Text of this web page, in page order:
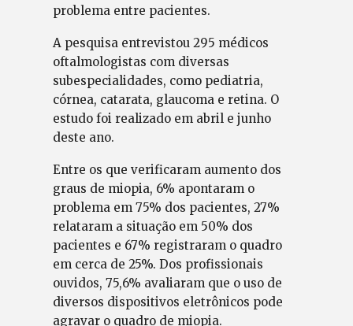
problema entre pacientes.
A pesquisa entrevistou 295 médicos
oftalmologistas com diversas
subespecialidades, como pediatria,
córnea, catarata, glaucoma e retina. O
estudo foi realizado em abril e junho
deste ano.
Entre os que verificaram aumento dos
graus de miopia, 6% apontaram o
problema em 75% dos pacientes, 27%
relataram a situação em 50% dos
pacientes e 67% registraram o quadro
em cerca de 25%. Dos profissionais
ouvidos, 75,6% avaliaram que o uso de
diversos dispositivos eletrônicos pode
agravar o quadro de miopia.